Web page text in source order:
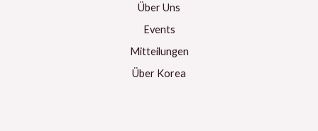
Über Uns
Events
Mitteilungen
Über Korea